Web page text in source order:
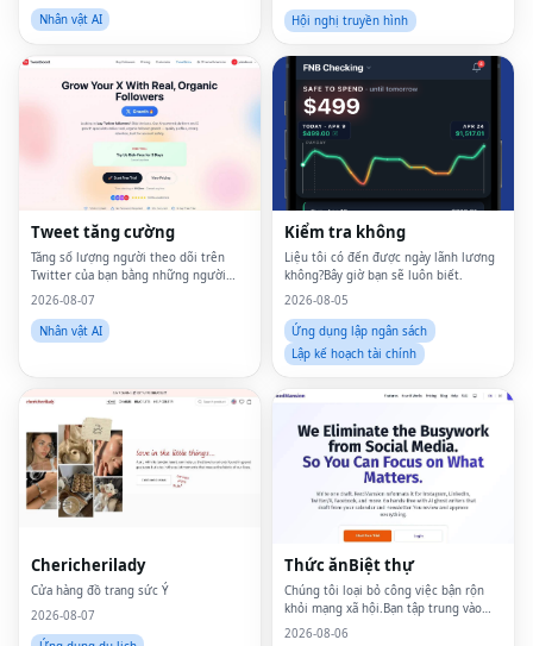
Nhân vật AI
Hội nghị truyền hình
Tweet tăng cường
Tăng số lượng người theo dõi trên
Twitter của bạn bằng những người
theo dõi thực sự, tự nhiên — được hỗ
phần thưởng.
2026-08-07
Nhân vật AI
Kiểm tra không
Liệu tôi có đến được ngày lãnh lương
không?Bây giờ bạn sẽ luôn biết.
2026-08-05
Ứng dụng lập ngân sách
Lập kế hoạch tài chính
Chericherilady
Cửa hàng đồ trang sức Ý
2026-08-07
Thức ănBiệt thự
Chúng tôi loại bỏ công việc bận rộn
khỏi mạng xã hội.Bạn tập trung vào
những gì quan trọng.
2026-08-06